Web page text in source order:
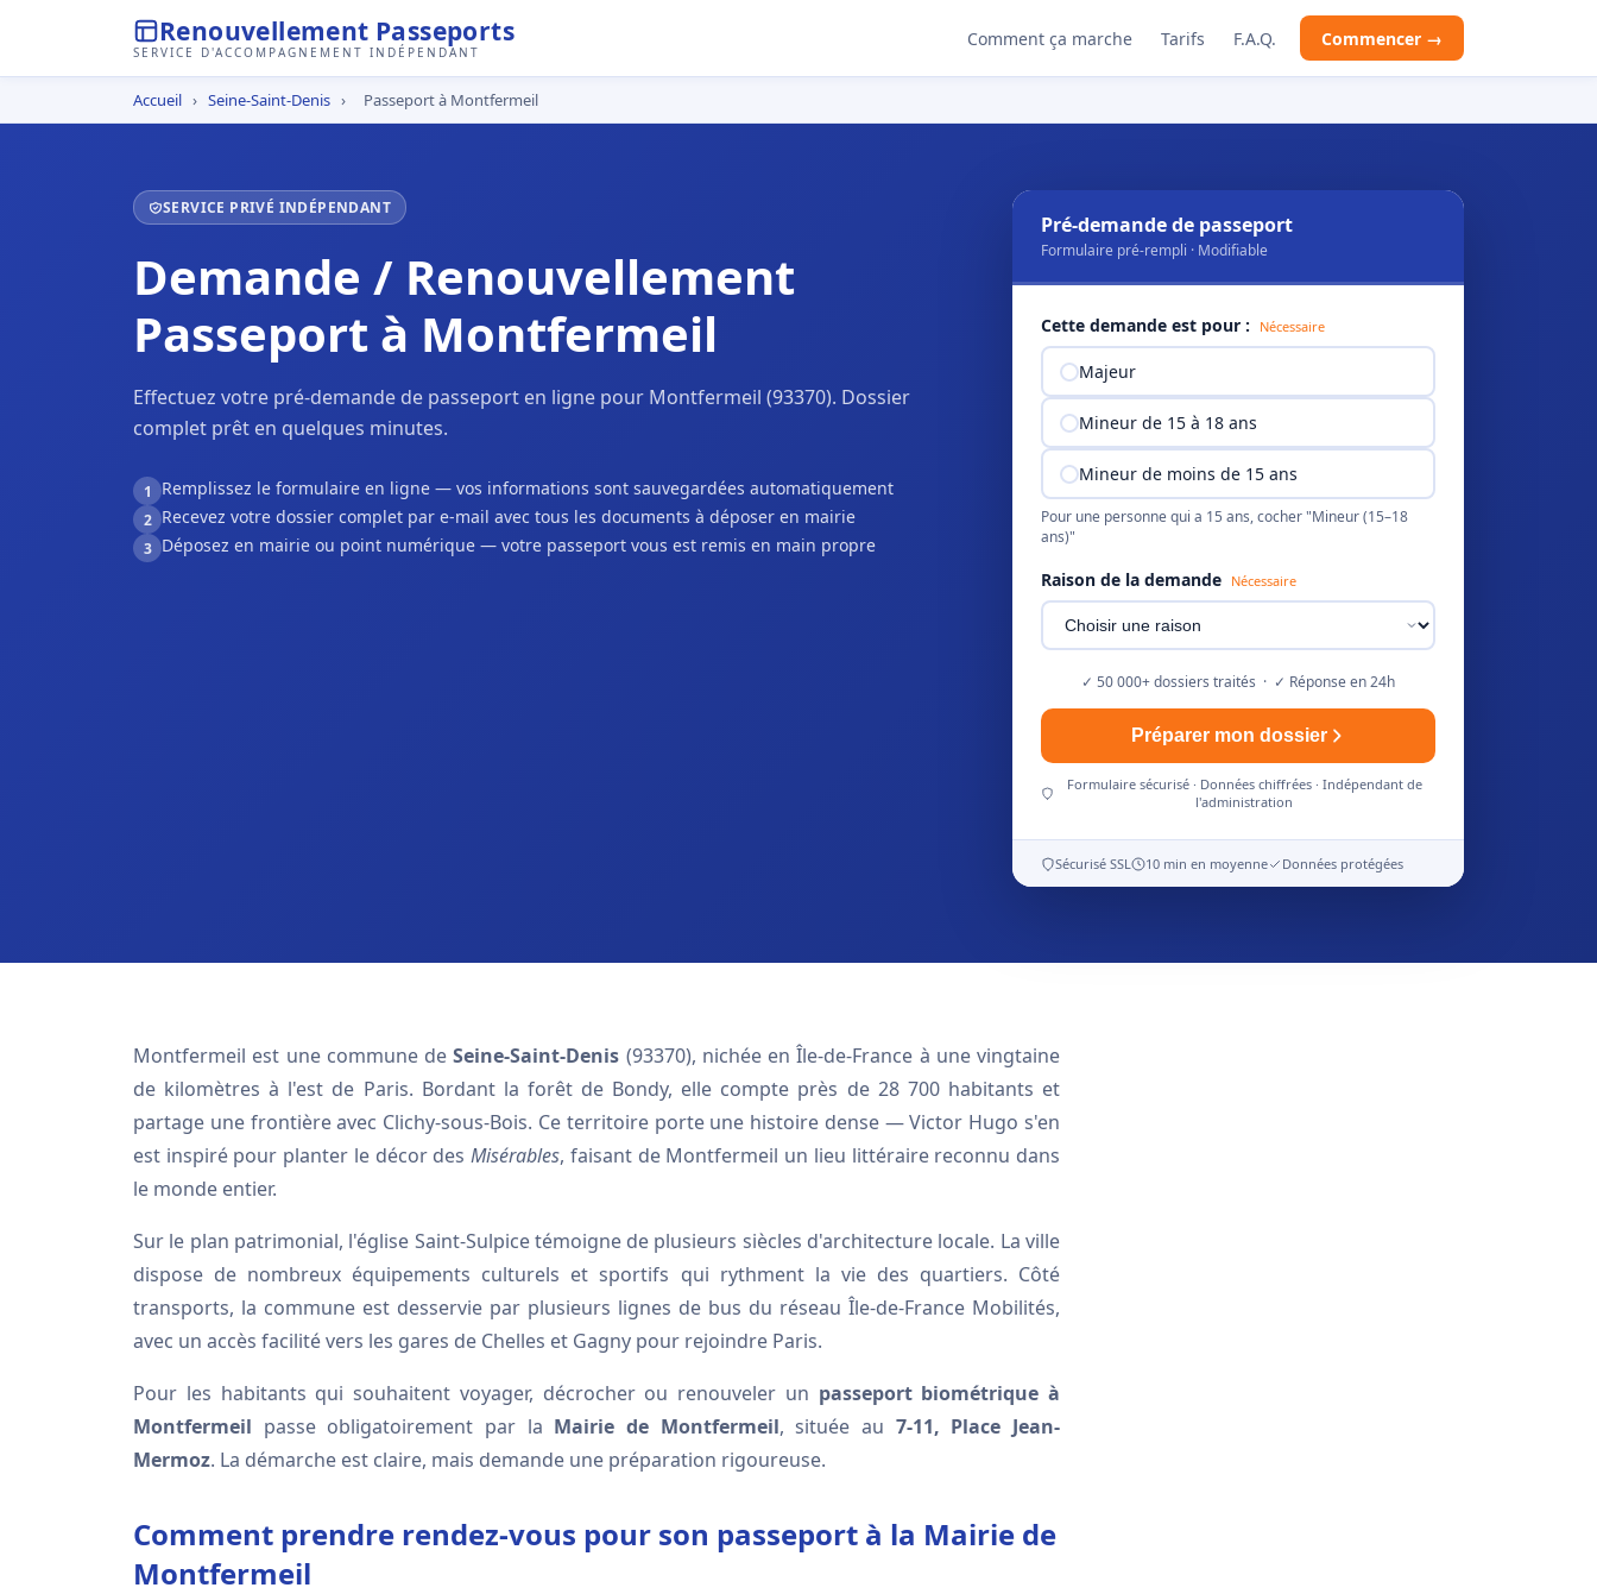
Renouvellement Passeports
SERVICE D'ACCOMPAGNEMENT INDÉPENDANT
Comment ça marche Tarifs F.A.Q. Commencer →
Accueil › Seine-Saint-Denis › Passeport à Montfermeil
SERVICE PRIVÉ INDÉPENDANT
Demande / Renouvellement
Passeport à Montfermeil
Effectuez votre pré-demande de passeport en ligne pour Montfermeil (93370). Dossier
complet prêt en quelques minutes.
1 Remplissez le formulaire en ligne — vos informations sont sauvegardées automatiquement
2 Recevez votre dossier complet par e-mail avec tous les documents à déposer en mairie
3 Déposez en mairie ou point numérique — votre passeport vous est remis en main propre
Pré-demande de passeport
Formulaire pré-rempli · Modifiable
Cette demande est pour : Nécessaire
Majeur
Mineur de 15 à 18 ans
Mineur de moins de 15 ans
Pour une personne qui a 15 ans, cocher "Mineur (15–18
ans)"
Raison de la demande Nécessaire
✓ 50 000+ dossiers traités · ✓ Réponse en 24h
Préparer mon dossier
Formulaire sécurisé · Données chiffrées · Indépendant de
l'administration
Sécurisé SSL 10 min en moyenne Données protégées
Montfermeil est une commune deSeine-Saint-Denis (93370), nichée en Île-de-France à une vingtaine
de kilomètres à l'est de Paris. Bordant la forêt de Bondy, elle compte près de 28 700 habitants et
partage une frontière avec Clichy-sous-Bois. Ce territoire porte une histoire dense — Victor Hugo s'en
est inspiré pour planter le décor desMisérables, faisant de Montfermeil un lieu littéraire reconnu dans
le monde entier.
Sur le plan patrimonial, l'église Saint-Sulpice témoigne de plusieurs siècles d'architecture locale. La ville
dispose de nombreux équipements culturels et sportifs qui rythment la vie des quartiers. Côté
transports, la commune est desservie par plusieurs lignes de bus du réseau Île-de-France Mobilités,
avec un accès facilité vers les gares de Chelles et Gagny pour rejoindre Paris.
Pour les habitants qui souhaitent voyager, décrocher ou renouveler un passeport biométrique à
Montfermeil passe obligatoirement par la Mairie de Montfermeil, située au 7-11, Place Jean-
Mermoz. La démarche est claire, mais demande une préparation rigoureuse.
Comment prendre rendez-vous pour son passeport à la Mairie de
Montfermeil